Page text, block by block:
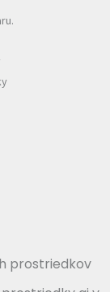
prostriedkov